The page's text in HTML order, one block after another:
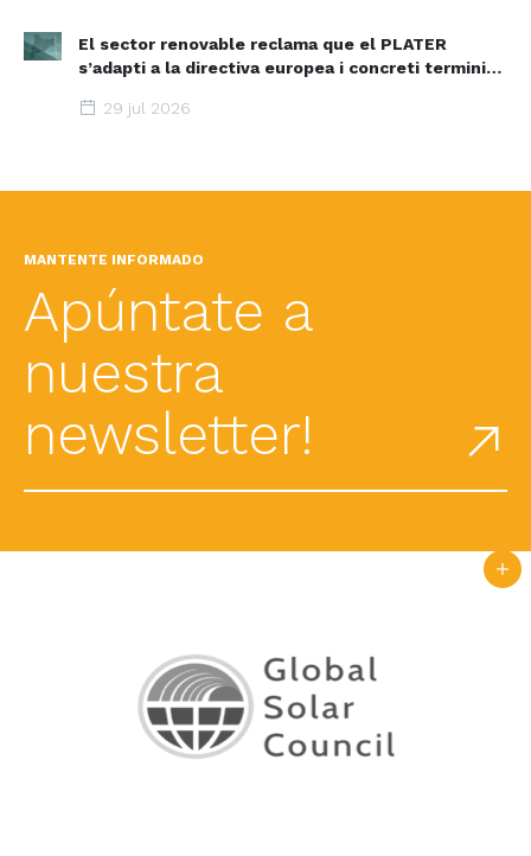
El sector renovable reclama que el PLATER
s’adapti a la directiva europea i concreti terminis i
29 jul 2026
MANTENTE INFORMADO
Apúntate a
nuestra
newsletter!